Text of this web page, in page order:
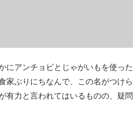
にアンチョビとじゃがいもを使った
家ぶりにちなんで、この名がつけら
有力と言われてはいるものの、疑問